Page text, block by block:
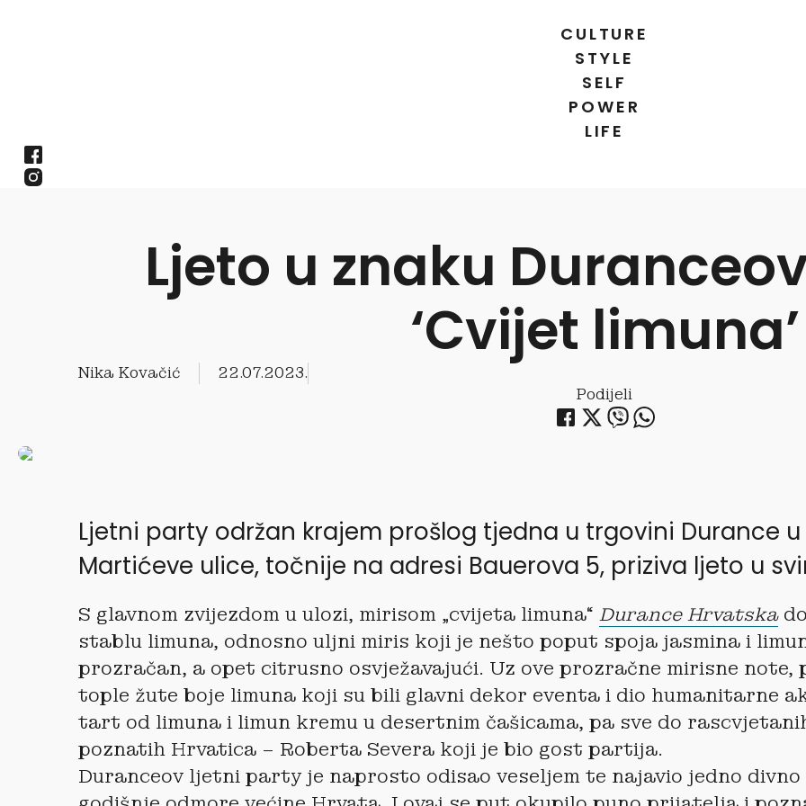
CULTURE
STYLE
SELF
POWER
LIFE
Ljeto u znaku
‘Cvijet limuna’
Nika Kovačić
22.07.2023.
Podijeli
Ljetni party održan krajem prošlog tjedna u trgovini Durance
Martićeve ulice, točnije na adresi Bauerova 5, priziva ljeto u
S glavnom zvijezdom u ulozi, mirisom „cvijeta limuna“ Durance Hrvatska
stablu limuna, odnosno uljni miris koji je nešto poput spoja jasmina i
prozračan, a opet citrusno osvježavajući. Uz ove prozračne mirisne note,
tople žute boje limuna koji su bili glavni dekor eventa i dio humanitarne
tart od limuna i limun kremu u desertnim čašicama, pa sve do
poznatih Hrvatica – Roberta Severa koji je bio gost partija.
Duranceov ljetni party je naprosto odisao veseljem te najavio jedno